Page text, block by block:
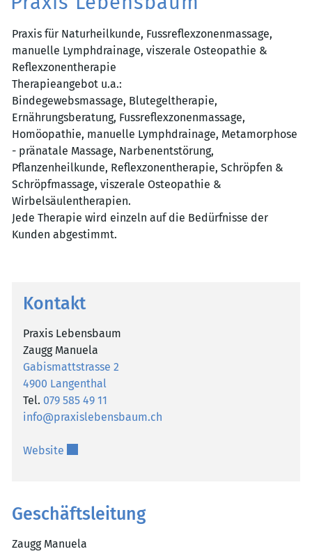
Praxis für Naturheilkunde, Fussreflexzonenmassage,
manuelle Lymphdrainage, viszerale Osteopathie &
Reflexzonentherapie
Therapieangebot u.a.:
Bindegewebsmassage, Blutegeltherapie,
Ernährungsberatung, Fussreflexzonenmassage,
Homöopathie, manuelle Lymphdrainage, Metamorphose
- pränatale Massage, Narbenentstörung,
Pflanzenheilkunde, Reflexzonentherapie, Schröpfen &
Schröpfmassage, viszerale Osteopathie &
Wirbelsäulentherapien.
Jede Therapie wird einzeln auf die Bedürfnisse der
Kunden abgestimmt.
Kontakt
Praxis Lebensbaum
Zaugg Manuela
Gabismattstrasse 2
4900 Langenthal
Tel. 079 585 49 11
info@praxislebensbaum.ch
Website
Geschäftsleitung
Zaugg Manuela